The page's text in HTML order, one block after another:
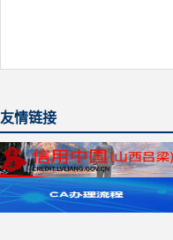
友情链接